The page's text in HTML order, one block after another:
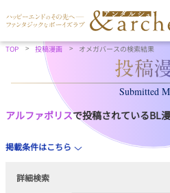
TOP 投稿漫画 オメガバースの検索結果
Submitted
アルファポリスで投稿されているBL
掲載条件はこちら
詳細検索